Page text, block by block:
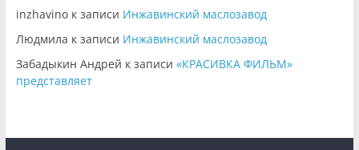
inzhavinoк записи Инжавинский маслозавод
Людмила к записи Инжавинский маслозавод
Забадыкин Андрей к записи «КРАСИВКА ФИЛЬМ»
представляет